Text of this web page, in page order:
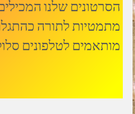
הסרטונים שלנו
מתמטיות לתורה
מותאמים לטלפונים